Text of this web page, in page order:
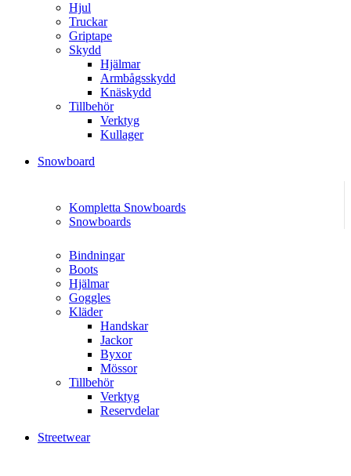
Hjul
Truckar
Griptape
Skydd
Hjälmar
Armbågsskydd
Knäskydd
Tillbehör
Verktyg
Kullager
Snowboard
Kompletta Snowboards
Snowboards
Bindningar
Boots
Hjälmar
Goggles
Kläder
Handskar
Jackor
Byxor
Mössor
Tillbehör
Verktyg
Reservdelar
Streetwear